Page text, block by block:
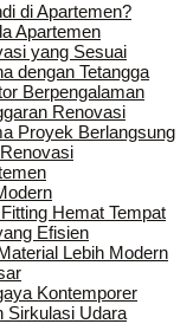
di Apartemen?
Apartemen
yang Sesuai
dengan Tetangga
Berpengalaman
Renovasi
Proyek Berlangsung
Hemat Tempat
Efisien
Lebih Modern
Kontemporer
Sirkulasi Udara